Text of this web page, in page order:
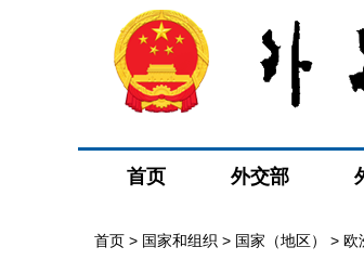
首页 外交部
首页 > 国家和组织 > 国家（地区） > 欧